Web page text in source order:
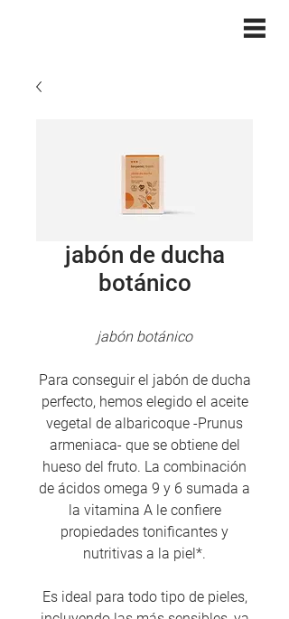
jabón de ducha
botánico
jabón botánico
Para conseguir el jabón de ducha
perfecto, hemos elegido el aceite
vegetal de albaricoque -Prunus
armeniaca- que se obtiene del
hueso del fruto. La combinación
de ácidos omega 9 y 6 sumada a
la vitamina A le confiere
propiedades tonificantes y
nutritivas a la piel*.
Es ideal para todo tipo de pieles,